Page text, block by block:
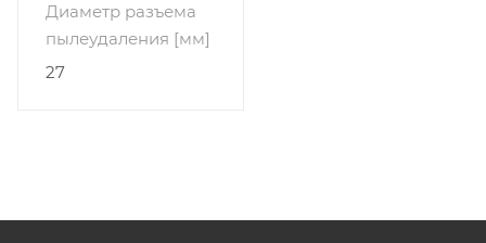
Диаметр разъема
пылеудаления [мм]
27